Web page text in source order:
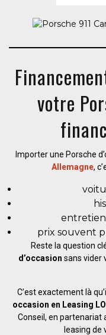
votre
Importer une Porsche
Allemagne,
entretien
prix souvent
Reste la question
d’occasion sans vider
C’est exactement là
occasion en Leasing
Conseil, en partenariat
leasing de